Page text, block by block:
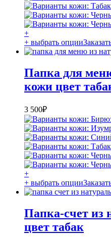
+
+ выбрать опции
Папка для
кожи цвет
3 500₽
+
+ выбрать опции
Папка-счет из
цвет табак